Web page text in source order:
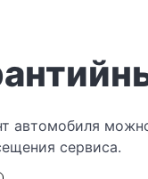
автомобиля
сервиса.